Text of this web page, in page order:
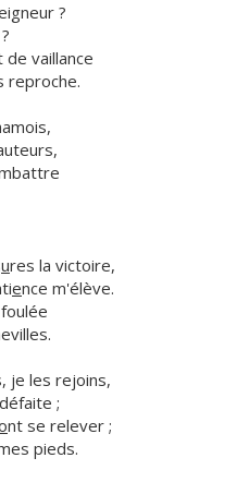
?
de vaillance
reproche.
ures la victoire,
ence m'élève.
je les rejoins,
;
nt se relever ;
pieds.